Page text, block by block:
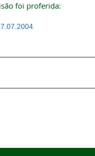
foi proferida: